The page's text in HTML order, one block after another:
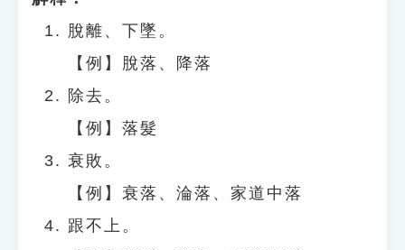
脫離、下墜。
【例】脫落、降落
除去。
【例】落髮
衰敗。
【例】衰落、淪落、家道中落
跟不上。